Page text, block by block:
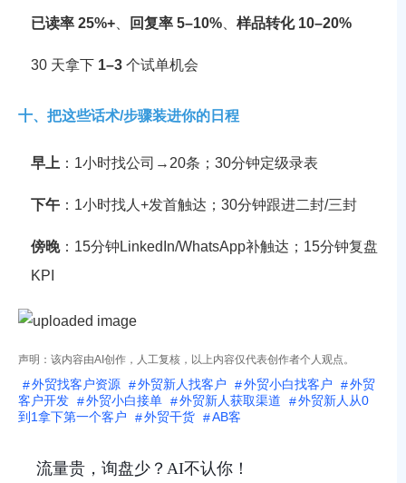
已读率 25%+ 回复率 5–10% 样品转化 10–20%
30 天拿下 1–3 个试单机会
十、把这些话术/步骤装进你的日程
早上 ：1小时找公司→20条；30分钟定级录表
下午 ：1小时找人+发首触达；30分钟跟进二封/三封
傍晚：15分钟LinkedIn/WhatsApp补触达；15分钟复盘
KPI
声明：该内容由AI创作，人工复核，以上内容仅代表创作者个人观点。
外贸找客户资源 外贸新人找客户 外贸小白找客户
外贸
客户开发
外贸小白接单 外贸新人获取渠道
外贸新人从0
到1拿下第一个客户
外贸干货 AB客
流量贵，询盘少？AI不认你！